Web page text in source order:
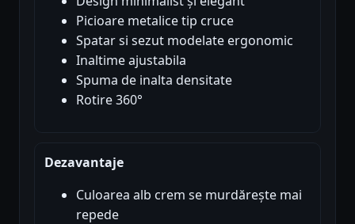
Picioare metalice tip cruce
Spatar si sezut modelate ergonomic
Inaltime ajustabila
Spuma de inalta densitate
Rotire 360°
Dezavantaje
Culoarea alb crem se murdărește mai
repede